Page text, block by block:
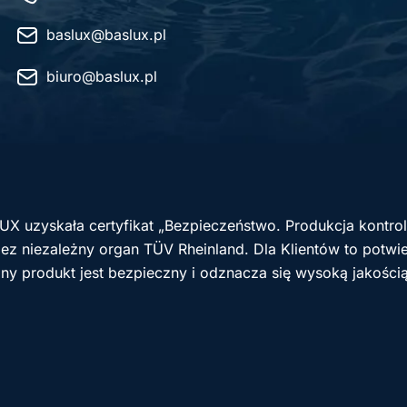
baslux@baslux.pl
biuro@baslux.pl
uzyskała certyfikat „Bezpieczeństwo. Produkcja
niezależny organ TÜV Rheinland. Dla Klientów to
produkt jest bezpieczny i odznacza się wysoką